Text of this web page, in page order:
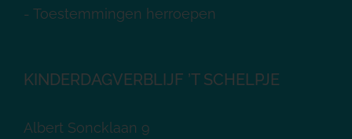
- Toestemmingen herroepen
KINDERDAGVERBLIJF ’T SCHELPJE
Albert Soncklaan 9